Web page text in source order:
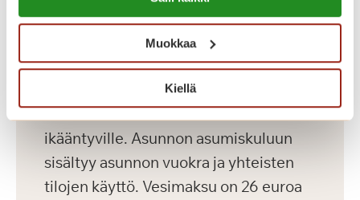
Muokkaa
Kiellä
tarvitset.
Saga Kaskenniitty tarjoaa viihtyisää ja
laadukasta vuokra-asumista aktiivisille
senioreille sekä intervalliasumista
ikääntyville. Asunnon asumiskuluun
sisältyy asunnon vuokra ja yhteisten
tilojen käyttö. Vesimaksu on 26 euroa